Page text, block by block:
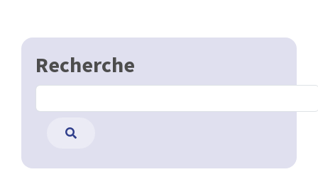
Recherche